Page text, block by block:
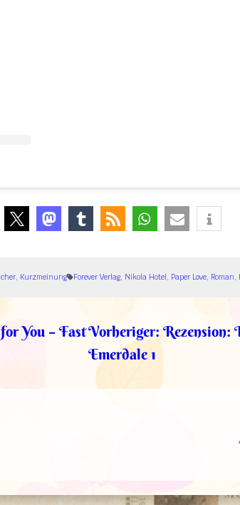
, Kurzmeinung Forever Verlag, Nikola Hotel, Paper Love, Roman,
You – FastVorheriger: Rezension:
Emerdale 1